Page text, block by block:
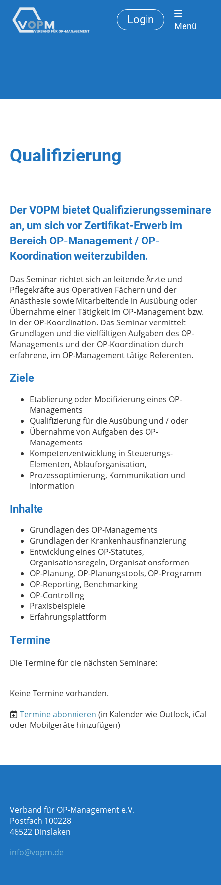
Login
Menü
Qualifizierung
Der VOPM bietet Qualifizierungsseminare
an, um sich vor Zertifikat-Erwerb im
Bereich OP-Management / OP-
Koordination weiterzubilden.
Das Seminar richtet sich an leitende Ärzte und
Pflegekräfte aus Operativen Fächern und der
Anästhesie sowie Mitarbeitende in Ausübung oder
Übernahme einer Tätigkeit im OP-Management bzw.
in der OP-Koordination. Das Seminar vermittelt
Grundlagen und die vielfältigen Aufgaben des OP-
Managements und der OP-Koordination durch
erfahrene, im OP-Management tätige Referenten.
Ziele
Etablierung oder Modifizierung eines OP-
Managements
Qualifizierung für die Ausübung und / oder
Übernahme von Aufgaben des OP-
Managements
Kompetenzentwicklung in Steuerungs-
Elementen, Ablauforganisation,
Prozessoptimierung, Kommunikation und
Information
Inhalte
Grundlagen des OP-Managements
Grundlagen der Krankenhausfinanzierung
Entwicklung eines OP-Statutes,
Organisationsregeln, Organisationsformen
OP-Planung, OP-Planungstools, OP-Programm
OP-Reporting, Benchmarking
OP-Controlling
Praxisbeispiele
Erfahrungsplattform
Termine
Die Termine für die nächsten Seminare:
Keine Termine vorhanden.
Termine abonnieren (in Kalender wie Outlook, iCal
oder Mobilgeräte hinzufügen)
Verband für OP-Management e.V.
Postfach 100228
46522 Dinslaken
info@vopm.de